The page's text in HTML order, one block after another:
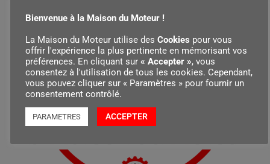
Bienvenue à la Maison du Moteur !
La Maison du Moteur utilise des Cookies pour vous
offrir l'expérience la plus pertinente en mémorisant vos
préférences. En cliquant sur « Accepter », vous
consentez à l'utilisation de tous les cookies. Cependant,
vous pouvez cliquer sur « Paramètres » pour fournir un
consentement contrôlé.
PARAMETRES ACCEPTER